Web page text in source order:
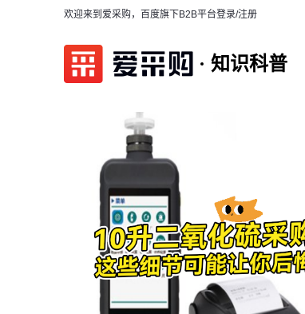
欢迎来到爱采购，百度旗下B2B平台登录/注册
知识科普